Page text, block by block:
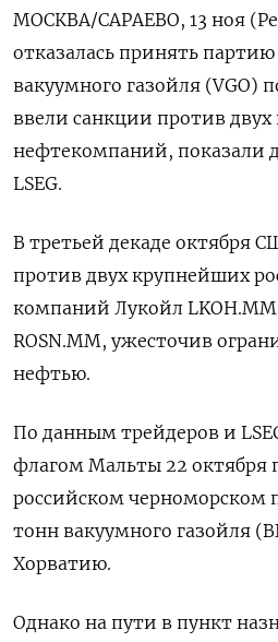
МОСКВА/САРАЕВО, 13 ноя
отказалась принять партию
вакуумного газойля (VGO)
ввели санкции против
нефтекомпаний, показали
LSEG.
В третьей декаде октября
против двух крупнейших
компаний Лукойл
ROSN.MM, ужесточив
нефтью.
По данным трейдеров и
флагом Мальты 22 октября
российском черноморском
тонн вакуумного газойля
Хорватию.
Однако на пути в пункт